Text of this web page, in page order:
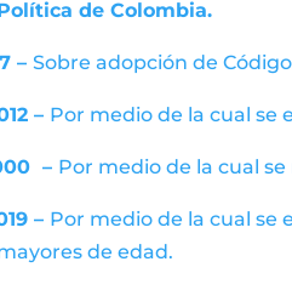
de Colombia.
– Sobre adopción de
– Por medio de la cual se
– Por medio de la cual
– Por medio de la cual se
de edad.